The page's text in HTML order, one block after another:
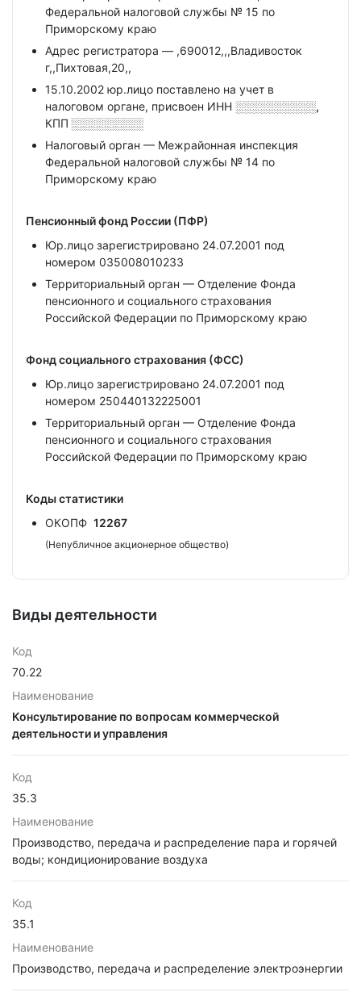
Федеральной налоговой службы № 15 по
Приморскому краю
Адрес регистратора — ,690012,,,Владивосток
г,,Пихтовая,20,,
15.10.2002 юр.лицо поставлено на учет в
налоговом органе, присвоен ИНН ░░░░░░░░░░,
КПП ░░░░░░░░░
Налоговый орган — Межрайонная инспекция
Федеральной налоговой службы № 14 по
Приморскому краю
Пенсионный фонд России (ПФР)
Юр.лицо зарегистрировано 24.07.2001 под
номером 035008010233
Территориальный орган — Отделение Фонда
пенсионного и социального страхования
Российской Федерации по Приморскому краю
Фонд социального страхования (ФСС)
Юр.лицо зарегистрировано 24.07.2001 под
номером 250440132225001
Территориальный орган — Отделение Фонда
пенсионного и социального страхования
Российской Федерации по Приморскому краю
Коды статистики
ОКОПФ 12267
(Непубличное акционерное общество)
Виды деятельности
Код
70.22
Наименование
Консультирование по вопросам коммерческой
деятельности и управления
Код
35.3
Наименование
Производство, передача и распределение пара и горячей
воды; кондиционирование воздуха
Код
35.1
Наименование
Производство, передача и распределение электроэнергии